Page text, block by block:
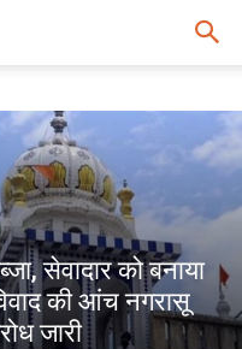
सेवादार को बनाया
की आंच नगरासू
जारी